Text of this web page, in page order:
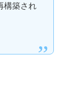
構築され